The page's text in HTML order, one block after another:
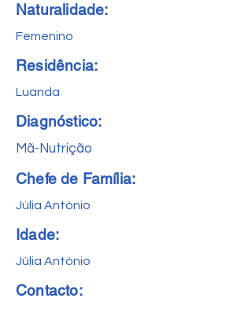
Naturalidade:
Femenino
Residência:
Luanda
Diagnóstico:
Mã-Nutrição
Chefe de Família:
Júlia António
Idade:
Júlia António
Contacto: